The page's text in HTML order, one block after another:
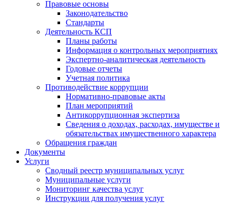
Правовые основы
Законодательство
Стандарты
Деятельность КСП
Планы работы
Информация о контрольных мероприятиях
Экспертно-аналитическая деятельность
Годовые отчеты
Учетная политика
Противодействие коррупции
Нормативно-правовые акты
План мероприятий
Антикоррупционная экспертиза
Сведения о доходах, расходах, имуществе и
обязательствах имущественного характера
Обращения граждан
Документы
Услуги
Сводный реестр муниципальных услуг
Муниципальные услуги
Мониторинг качества услуг
Инструкции для получения услуг